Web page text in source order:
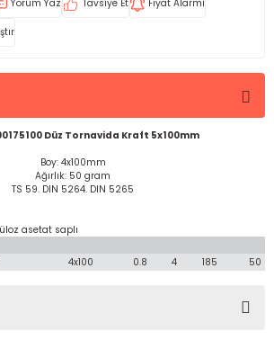
Yorum Yaz Tavsiye Et Fiyat Alarmı
Düz Tornavida Kraft 5x100mm
Boy: 4x100mm
Ağırlık: 50 gram
TS 59. DIN 5264. DIN 5265
asetat saplı
4x100 0.8 4 185 50